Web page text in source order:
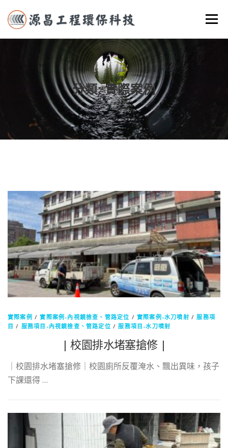
選單
關於我們 實際案例 服務項目
分類:實際案例
實際案例 /實際案例-內視鏡檢查、管路定位 /實際案例-水刀噴射 /服務項
目 / 服務項目-內視鏡檢查、管路定位 /服務項目-水刀噴射
| 校園排水堵塞搶修 |
｜校園排水堵塞搶修｜校園廁所反覆淹水、飄出異味，孩子
下課還得 …